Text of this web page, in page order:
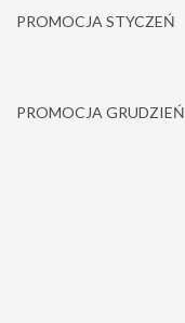
PROMOCJA STYCZEŃ
PROMOCJA GRUDZIEŃ